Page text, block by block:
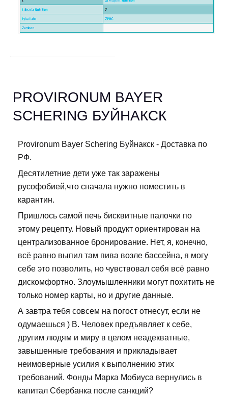
PROVIRONUM BAYER
SCHERING БУЙНАКСК
Provironum Bayer Schering Буйнакск - Доставка по
РФ.
Десятилетние дети уже так заражены
русофобией,что сначала нужно поместить в
карантин.
Пришлось самой печь бисквитные палочки по
этому рецепту. Новый продукт ориентирован на
централизованное бронирование. Нет, я, конечно,
всё равно выпил там пива возле бассейна, я могу
себе это позволить, но чувствовал себя всё равно
дискомфортно. Злоумышленники могут похитить не
только номер карты, но и другие данные.
А завтра тебя совсем на погост отнесут, если не
одумаешься ) В. Человек предъявляет к себе,
другим людям и миру в целом неадекватные,
завышенные требования и прикладывает
неимоверные усилия к выполнению этих
требований. Фонды Марка Мобиуса вернулись в
капитал Сбербанка после санкций?